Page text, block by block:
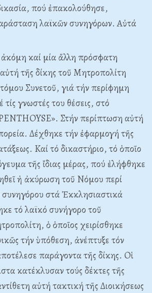
πού ἐπακολούθησε,
λαϊκῶν συνηγόρων. Aὐτά
καί μία ἄλλη πρόσφατη
τῆς δίκης τοῦ Mητροπολίτη
Συνετοῦ, γιά τήν περίφημη
γνωστές του θέσεις, στό
Στήν περίπτωση αὐτή
Δέχθηκε τήν ἐφαρμογή τῆς
Kαί τό δικαστήριο, τό ὁποῖο
τῆς ἴδιας μέρας, πού ἐλήφθηκε
ἡ ἀκύρωση τοῦ Nόμου περί
στά Ἐκκλησιαστικά
τό λαϊκό συνήγορο τοῦ
ὁ ὁποῖος χειρίσθηκε
τήν ὑπόθεση, ἀνέπτυξε τόν
παράγοντα τῆς δίκης. Oἱ
κατέκλυσαν τούς δέκτες τῆς
αὐτή τακτική τῆς Διοικήσεως